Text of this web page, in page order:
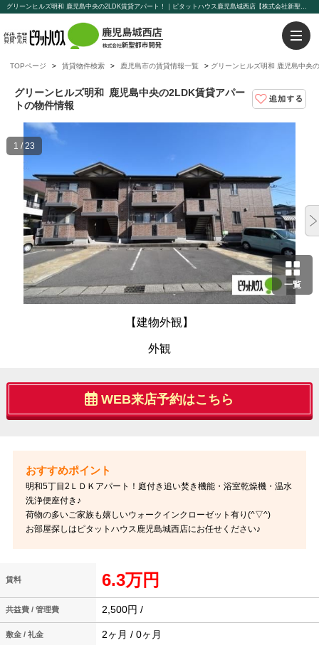
グリーンヒルズ明和 鹿児島中央の2LDK賃貸アパート！｜ピタットハウス鹿児島城西店【株式会社新聖都市開発】
TOPページ 賃貸物件検索 鹿児島市の賃貸情報一覧 グリーンヒルズ明和 鹿児島中央
グリーンヒルズ明和 鹿児島中央の2LDK賃貸アパー
トの物件情報
一覧
【建物外観】
外観
1 / 23
WEB来店予約はこちら
明和5丁目2ＬＤＫアパート！庭付き追い焚き機能・浴室乾燥機・温水
洗浄便座付き♪
荷物の多いご家族も嬉しいウォークインクローゼット有り(^▽^)
お部屋探しはピタットハウス鹿児島城西店にお任せください♪
賃料 6.3万円
共益費 / 管理費 2,500円 /
敷金 / 礼金 2ヶ月 / 0ヶ月